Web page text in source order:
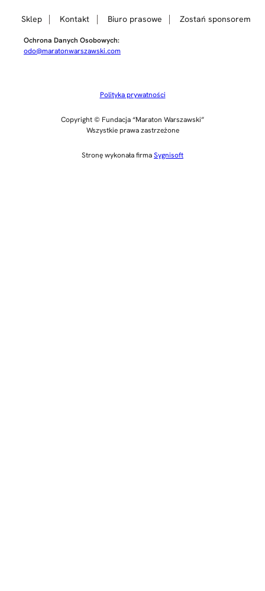
Sklep Kontakt Biuro prasowe Zostań sponsorem
Ochrona Danych Osobowych:
odo@maratonwarszawski.com
Polityka prywatności
Copyright © Fundacja “Maraton Warszawski”
Wszystkie prawa zastrzeżone
Stronę wykonała firmaSygnisoft